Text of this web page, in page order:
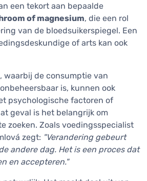
een tekort aan bepaalde
of magnesium, die een rol
van de bloedsuikerspiegel. Een
of arts kan ook
waarbij de consumptie van
is, kunnen ook
psychologische factoren of
geval is het belangrijk om
zoeken. Zoals voedingsspecialist
zegt: "Verandering gebeurt
andere dag. Het is een proces dat
en accepteren."